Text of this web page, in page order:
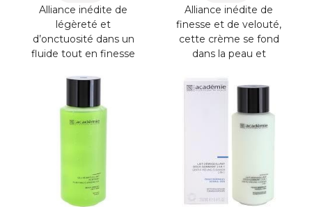
Alliance inédite de
légèreté et
d’onctuosité dans un
fluide tout en finesse
peau et désaltère ...
Alliance inédite de
finesse et de velouté,
cette crème se fond
dans la peau et
immédiatement les